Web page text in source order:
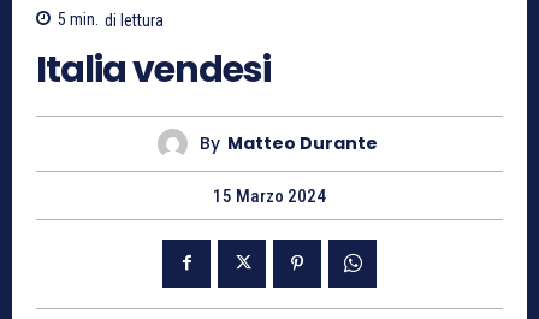
5 min. di lettura
Italia vendesi
By Matteo Durante
15 Marzo 2024